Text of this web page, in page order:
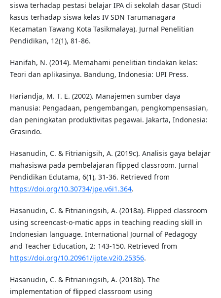
siswa terhadap pestasi belajar IPA di sekolah dasar (Studi
kasus terhadap siswa kelas IV SDN Tarumanagara
Kecamatan Tawang Kota Tasikmalaya). Jurnal Penelitian
Pendidikan, 12(1), 81-86.
Hanifah, N. (2014). Memahami penelitian tindakan kelas:
Teori dan aplikasinya. Bandung, Indonesia: UPI Press.
Hariandja, M. T. E. (2002). Manajemen sumber daya
manusia: Pengadaan, pengembangan, pengkompensasian,
dan peningkatan produktivitas pegawai. Jakarta, Indonesia:
Grasindo.
Hasanudin, C. & Fitrianigsih, A. (2019c). Analisis gaya belajar
mahasiswa pada pembelajaran flipped classroom. Jurnal
Pendidikan Edutama, 6(1), 31-36. Retrieved from
https://doi.org/10.30734/jpe.v6i1.364.
Hasanudin, C. & Fitrianingsih, A. (2018a). Flipped classroom
using screencast-o-matic apps in teaching reading skill in
Indonesian language. International Journal of Pedagogy
and Teacher Education, 2: 143-150. Retrieved from
https://doi.org/10.20961/ijpte.v2i0.25356.
Hasanudin, C. & Fitrianingsih, A. (2018b). The
implementation of flipped classroom using